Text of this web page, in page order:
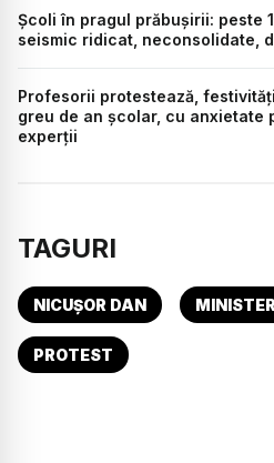
Școli în pragul prăbușirii: peste
seismic ridicat, neconsolidate,
Profesorii protestează,
greu de an școlar, cu anxietate
experții
TAGURI
NICUȘOR DAN
PROTEST